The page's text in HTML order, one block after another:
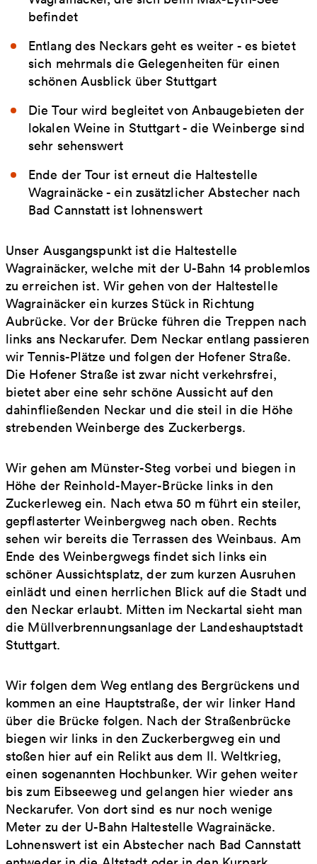
befindet
Entlang des Neckars geht es weiter - es bietet
sich mehrmals die Gelegenheiten für einen
schönen Ausblick über Stuttgart
Die Tour wird begleitet von Anbaugebieten der
lokalen Weine in Stuttgart - die Weinberge sind
sehr sehenswert
Ende der Tour ist erneut die Haltestelle
Wagrainäcke - ein zusätzlicher Abstecher nach
Bad Cannstatt ist lohnenswert
Unser Ausgangspunkt ist die Haltestelle
Wagrainäcker, welche mit der U-Bahn 14 problemlos
zu erreichen ist. Wir gehen von der Haltestelle
Wagrainäcker ein kurzes Stück in Richtung
Aubrücke. Vor der Brücke führen die Treppen nach
links ans Neckarufer. Dem Neckar entlang passieren
wir Tennis-Plätze und folgen der Hofener Straße.
Die Hofener Straße ist zwar nicht verkehrsfrei,
bietet aber eine sehr schöne Aussicht auf den
dahinfließenden Neckar und die steil in die Höhe
strebenden Weinberge des Zuckerbergs.
Wir gehen am Münster-Steg vorbei und biegen in
Höhe der Reinhold-Mayer-Brücke links in den
Zuckerleweg ein. Nach etwa 50 m führt ein steiler,
gepflasterter Weinbergweg nach oben. Rechts
sehen wir bereits die Terrassen des Weinbaus. Am
Ende des Weinbergwegs findet sich links ein
schöner Aussichtsplatz, der zum kurzen Ausruhen
einlädt und einen herrlichen Blick auf die Stadt und
den Neckar erlaubt. Mitten im Neckartal sieht man
die Müllverbrennungsanlage der Landeshauptstadt
Stuttgart.
Wir folgen dem Weg entlang des Bergrückens und
kommen an eine Hauptstraße, der wir linker Hand
über die Brücke folgen. Nach der Straßenbrücke
biegen wir links in den Zuckerbergweg ein und
stoßen hier auf ein Relikt aus dem II. Weltkrieg,
einen sogenannten Hochbunker. Wir gehen weiter
bis zum Eibseeweg und gelangen hier wieder ans
Neckarufer. Von dort sind es nur noch wenige
Meter zu der U-Bahn Haltestelle Wagrainäcke.
Lohnenswert ist ein Abstecher nach Bad Cannstatt